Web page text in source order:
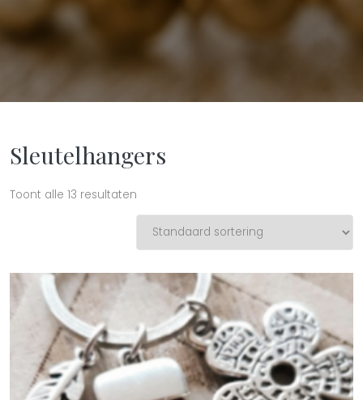
Sleutelhangers
Toont alle 13 resultaten